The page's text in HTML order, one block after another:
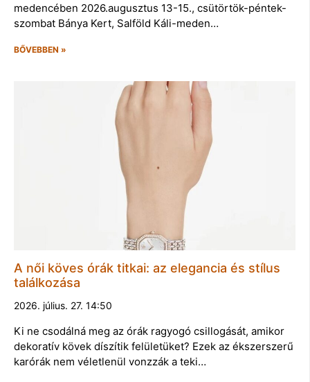
medencében 2026.augusztus 13-15., csütörtök-péntek-
szombat Bánya Kert, Salföld Káli-meden…
BŐVEBBEN »
A női köves órák titkai: az elegancia és stílus
találkozása
2026. július. 27. 14:50
Ki ne csodálná meg az órák ragyogó csillogását, amikor
dekoratív kövek díszítik felületüket? Ezek az ékszerszerű
karórák nem véletlenül vonzzák a teki…